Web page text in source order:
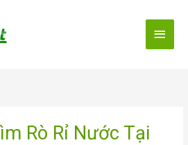
Main
Menu
Rò Rỉ Nước Tại